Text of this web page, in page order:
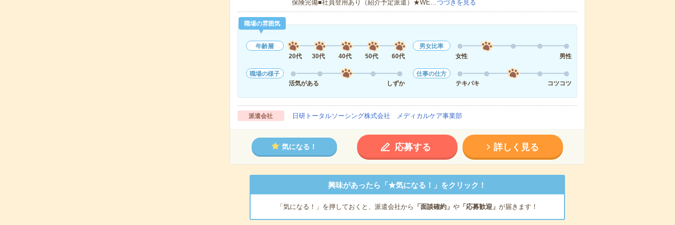
保険完備■社員登用あり（紹介予定派遣）★WE…つづきを見る
職場の雰囲気
年齢層
20代
30代 40代 50代 60代
男女比率
女性
男性
職場の様子
活気がある
しずか
仕事の仕方
テキパキ
コツコツ
派遣会社 日研トータルソーシング株式会社 メディカルケア事業部
気になる！ 応募する 詳しく見る
興味があったら「★気になる！」をクリック！
「気になる！」を押しておくと、派遣会社から 「面談確約」 や「応募歓迎」 が届きます！